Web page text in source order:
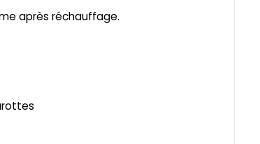
après réchauffage.